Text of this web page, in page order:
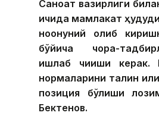
Саноат вазирлиги
ичида мамлакат
ноқонуний олиб
бўйича чора-
ишлаб чиқиши керак.
нормаларини талқин
позиция бўлиши
Бектенов.